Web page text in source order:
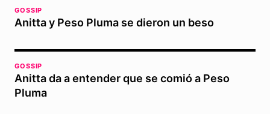
GOSSIP
Anitta y Peso Pluma se dieron un beso
GOSSIP
Anitta da a entender que se comió a Peso
Pluma